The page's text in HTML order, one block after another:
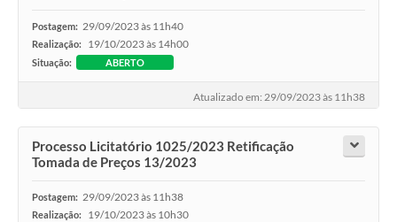
Postagem: 29/09/2023 às 11h40
Realização: 19/10/2023 às 14h00
Situação: ABERTO
Atualizado em: 29/09/2023 às 11h38
Processo Licitatório 1025/2023 Retificação
Tomada de Preços 13/2023
Postagem: 29/09/2023 às 11h38
Realização: 19/10/2023 às 10h30